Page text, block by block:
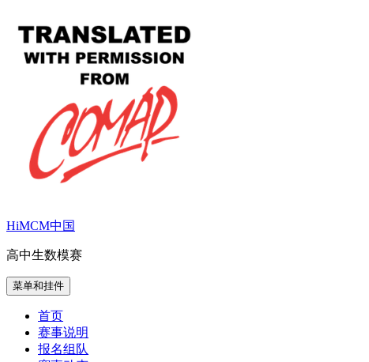
HiMCM中国
高中生数模赛
菜单和挂件
首页
赛事说明
报名组队